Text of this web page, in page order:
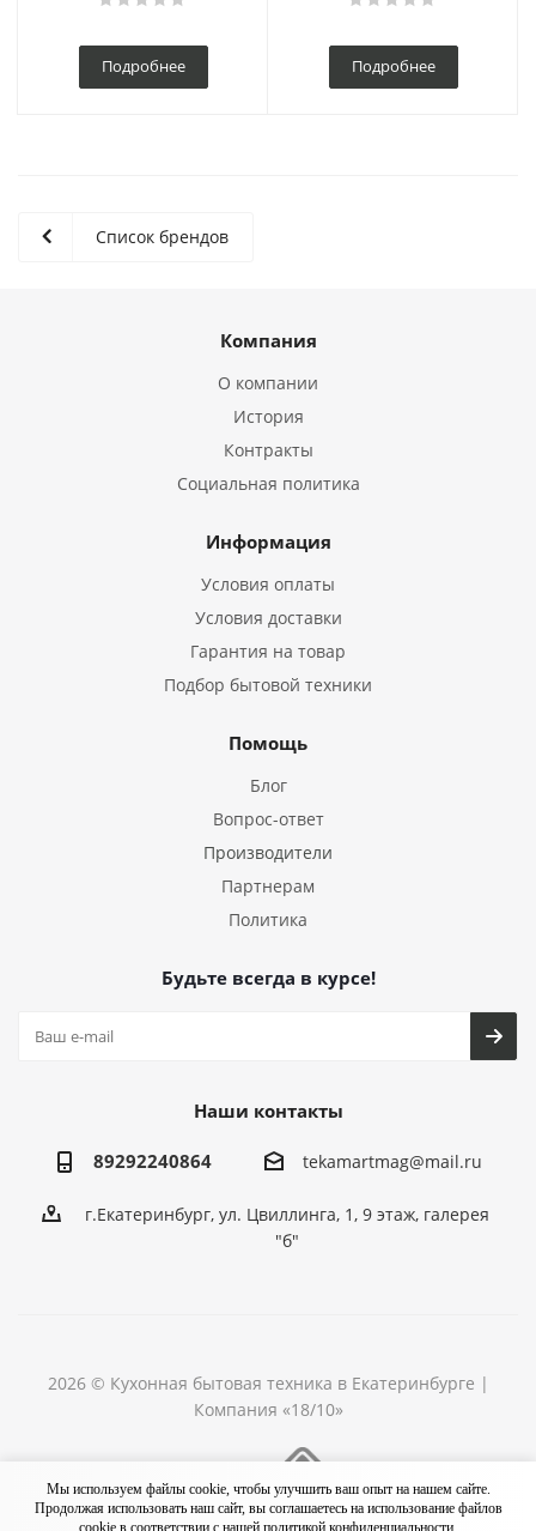
Подробнее Подробнее
Список брендов
Компания
О компании
История
Контракты
Социальная политика
Информация
Условия оплаты
Условия доставки
Гарантия на товар
Подбор бытовой техники
Помощь
Блог
Вопрос-ответ
Производители
Партнерам
Политика
Будьте всегда в курсе!
Наши контакты
89292240864 tekamartmag@mail.ru
г.Екатеринбург, ул. Цвиллинга, 1, 9 этаж, галерея
"б"
2026 © Кухонная бытовая техника в Екатеринбурге |
Компания «18/10»
Мы используем файлы cookie, чтобы улучшить ваш опыт на нашем сайте.
Продолжая использовать наш сайт, вы соглашаетесь на использование файлов
cookie в соответствии с нашей политикой конфиденциальности.